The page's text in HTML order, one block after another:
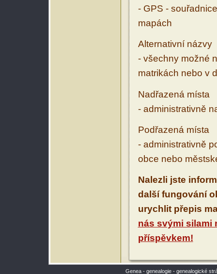
- GPS -
mapách
Alternativní názvy
- všechny možné
matrikách nebo v
Nadřazená místa
- administrativně
Podřazená místa
- administrativně
obce nebo
Nalezli jste
další fungování
urychlit přepis
nás svými silami
příspěvkem!
Genea - genealogie - genealogické